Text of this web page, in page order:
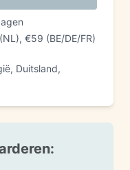
€59 (BE/DE/FR)
Duitsland,